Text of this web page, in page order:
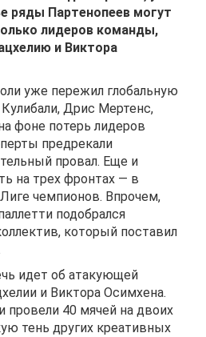
ряды Партенопеев могут
лидеров команды,
и Виктора
уже пережил глобальную
Дрис Мертенс,
фоне потерь лидеров
предрекали
провал. Еще и
на трех фронтах — в
чемпионов. Впрочем,
подобрался
который поставил
идет об атакующей
и Виктора Осимхена.
40 мячей на двоих
тень других креативных